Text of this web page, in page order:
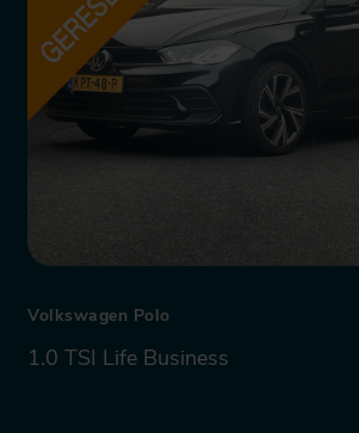
Volkswagen Polo
1.0 TSI Life Business